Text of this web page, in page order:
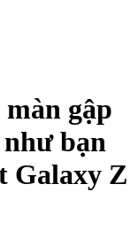
gập
như bạn
Galaxy Z